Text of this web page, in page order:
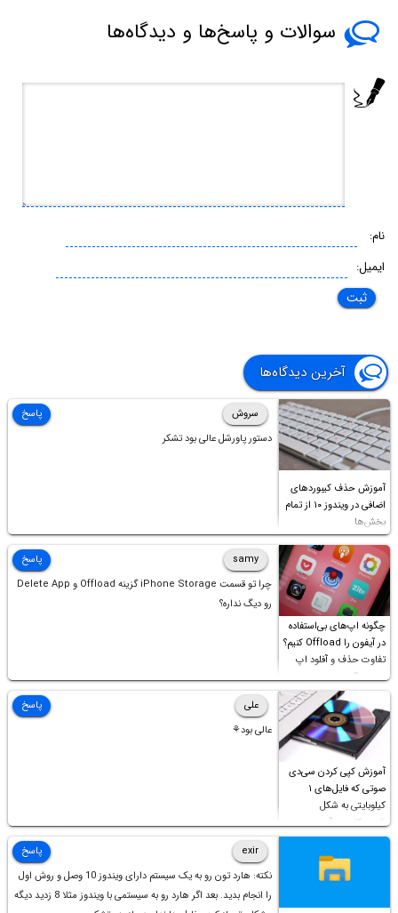
سوالات و پاسخ‌ها و دیدگاه‌ها
نام:
ایمیل:
آخرین دیدگاه‌ها
آموزش حذف کیبوردهای
اضافی در ویندوز ۱۰ از تمام
بخش‌ها
سروش
دستور پاورشل عالی بود تشکر
پاسخ
چگونه اپ‌های بی‌استفاده
در آیفون را Offload کنیم؟
تفاوت حذف و آفلود اپ
چیست؟
samy
چرا تو قسمت iPhone Storage گزینه Offload و Delete App
رو دیگ نداره؟
پاسخ
آموزش کپی کردن سی‌دی
صوتی که فایل‌های ۱
کیلوبایتی به شکل
شورت‌کات در آن موجود
است!
علی
عالی بود⚘
پاسخ
exir
نکته: هارد تون رو به یک سیستم دارای ویندوز 10 وصل و روش اول
را انجام بدید. بعد اگر هارد رو به سیستمی با ویندوز مثلا 8 زدید دیگه
پاسخ